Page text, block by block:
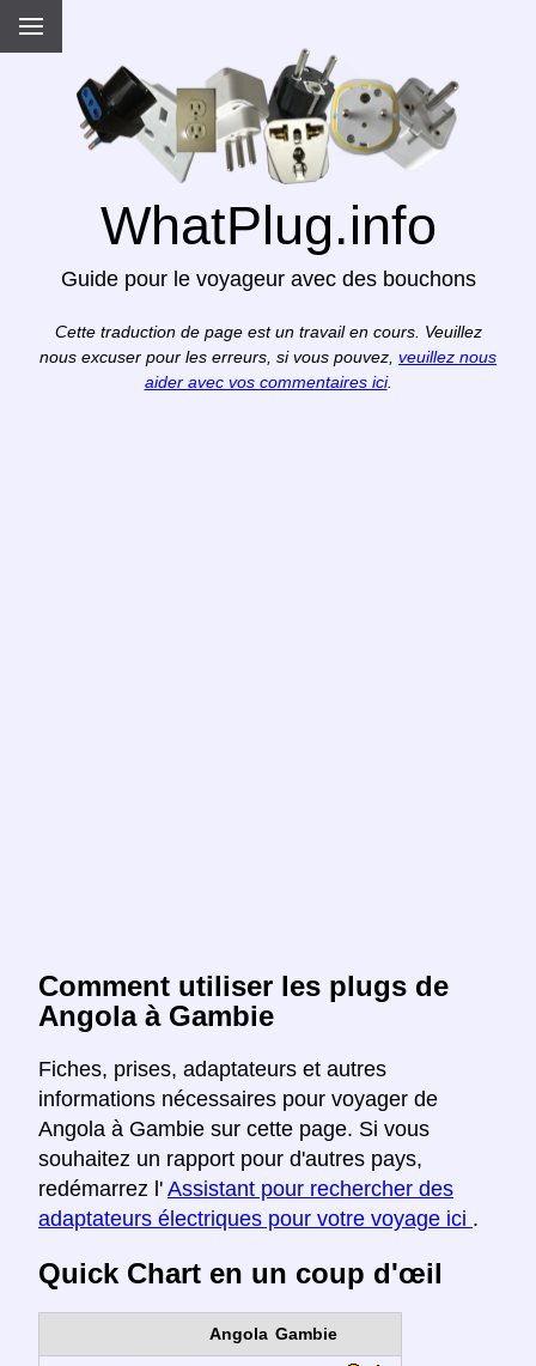
WhatPlug.info
Guide pour le voyageur avec des bouchons
Cette traduction de page est un travail en cours. Veuillez
nous excuser pour les erreurs, si vous pouvez, veuillez nous
aider avec vos commentaires ici.
Comment utiliser les plugs de
Angola à Gambie
Fiches, prises, adaptateurs et autres
informations nécessaires pour voyager de
Angola à Gambie sur cette page. Si vous
souhaitez un rapport pour d'autres pays,
redémarrez l' Assistant pour rechercher des
adaptateurs électriques pour votre voyage ici .
Quick Chart en un coup d'œil
Angola Gambie